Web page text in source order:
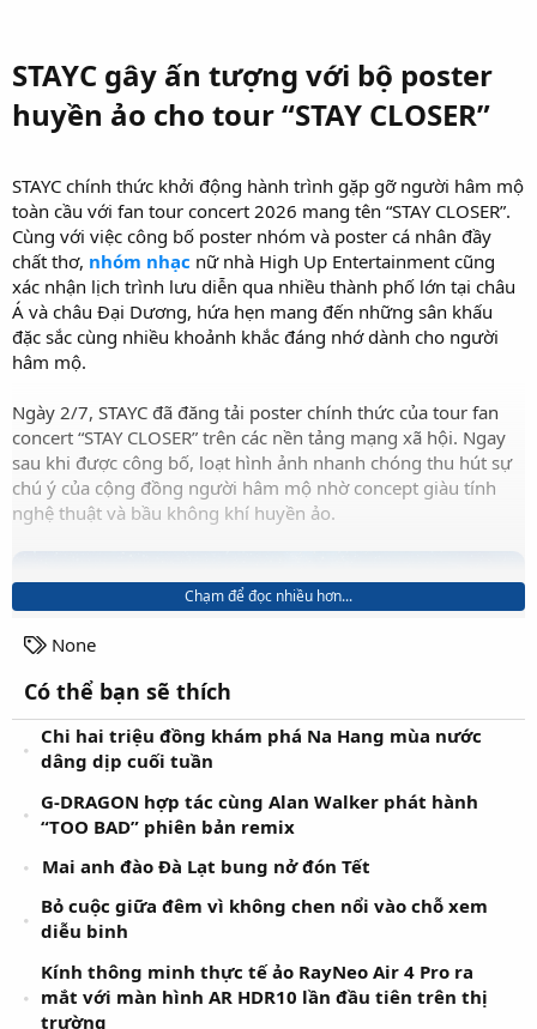
STAYC gây ấn tượng với bộ poster
huyền ảo cho tour “STAY CLOSER”
STAYC chính thức khởi động hành trình gặp gỡ người hâm mộ
toàn cầu với fan tour concert 2026 mang tên “STAY CLOSER”.
Cùng với việc công bố poster nhóm và poster cá nhân đầy
chất thơ, nhóm nhạc nữ nhà High Up Entertainment cũng
xác nhận lịch trình lưu diễn qua nhiều thành phố lớn tại châu
Á và châu Đại Dương, hứa hẹn mang đến những sân khấu
đặc sắc cùng nhiều khoảnh khắc đáng nhớ dành cho người
hâm mộ.
Ngày 2/7, STAYC đã đăng tải poster chính thức của tour fan
concert “STAY CLOSER” trên các nền tảng mạng xã hội. Ngay
sau khi được công bố, loạt hình ảnh nhanh chóng thu hút sự
chú ý của cộng đồng người hâm mộ nhờ concept giàu tính
nghệ thuật và bầu không khí huyền ảo.
Chạm để đọc nhiều hơn...
T
g
s
None
Có thể bạn sẽ thích
Chi hai triệu đồng khám phá Na Hang mùa nước
dâng dịp cuối tuần
G-DRAGON hợp tác cùng Alan Walker phát hành
“TOO BAD” phiên bản remix
Mai anh đào Đà Lạt bung nở đón Tết
Bỏ cuộc giữa đêm vì không chen nổi vào chỗ xem
diễu binh
Kính thông minh thực tế ảo RayNeo Air 4 Pro ra
mắt với màn hình AR HDR10 lần đầu tiên trên thị
trường